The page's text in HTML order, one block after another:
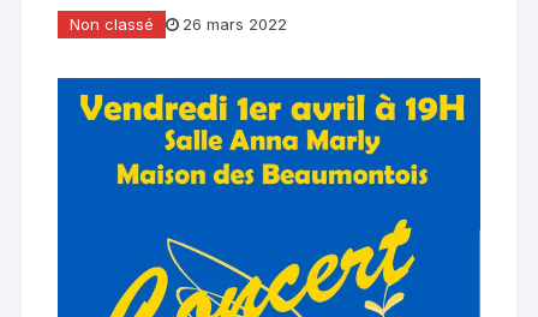
Non classé 26 mars 2022